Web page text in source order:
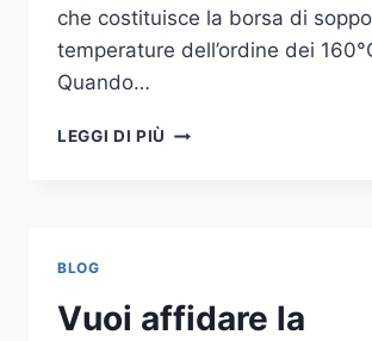
che costituisce la borsa di
temperature dell’ordine dei
Quando…
LEGGI DI PIÙ COME
BLOG
Vuoi affidare la